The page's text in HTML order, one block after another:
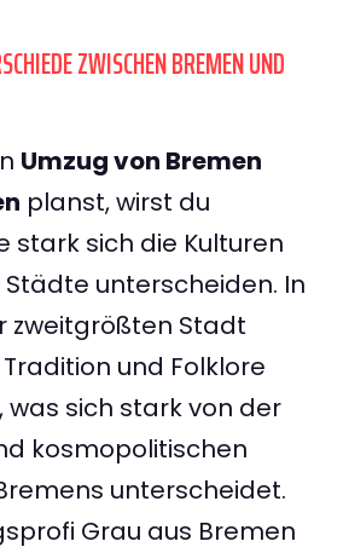
ZWISCHEN BREMEN UND
Umzug von Bremen
planst, wirst du
stark sich die Kulturen
unterscheiden. In
zweitgrößten Stadt
und Folklore
sich stark von der
kosmopolitischen
unterscheidet.
Grau aus Bremen